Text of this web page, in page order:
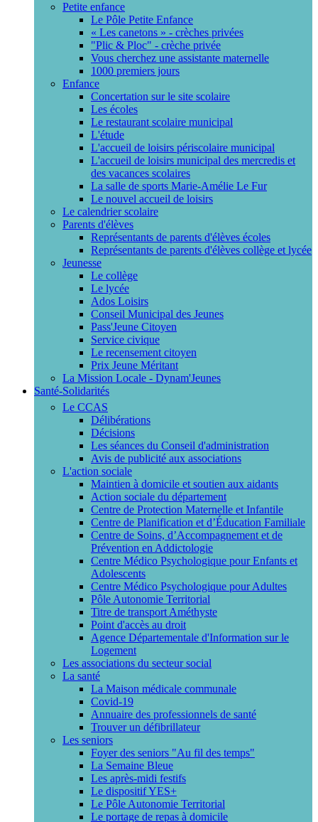
Petite enfance
Le Pôle Petite Enfance
« Les canetons » - crèches privées
"Plic & Ploc" - crèche privée
Vous cherchez une assistante maternelle
1000 premiers jours
Enfance
Concertation sur le site scolaire
Les écoles
Le restaurant scolaire municipal
L'étude
L'accueil de loisirs périscolaire municipal
L'accueil de loisirs municipal des mercredis et
des vacances scolaires
La salle de sports Marie-Amélie Le Fur
Le nouvel accueil de loisirs
Le calendrier scolaire
Parents d'élèves
Représentants de parents d'élèves écoles
Représentants de parents d'élèves collège et lycée
Jeunesse
Le collège
Le lycée
Ados Loisirs
Conseil Municipal des Jeunes
Pass'Jeune Citoyen
Service civique
Le recensement citoyen
Prix Jeune Méritant
La Mission Locale - Dynam'Jeunes
Santé-Solidarités
Le CCAS
Délibérations
Décisions
Les séances du Conseil d'administration
Avis de publicité aux associations
L'action sociale
Maintien à domicile et soutien aux aidants
Action sociale du département
Centre de Protection Maternelle et Infantile
Centre de Planification et d’Éducation Familiale
Centre de Soins, d’Accompagnement et de
Prévention en Addictologie
Centre Médico Psychologique pour Enfants et
Adolescents
Centre Médico Psychologique pour Adultes
Pôle Autonomie Territorial
Titre de transport Améthyste
Point d'accès au droit
Agence Départementale d'Information sur le
Logement
Les associations du secteur social
La santé
La Maison médicale communale
Covid-19
Annuaire des professionnels de santé
Trouver un défibrillateur
Les seniors
Foyer des seniors "Au fil des temps"
La Semaine Bleue
Les après-midi festifs
Le dispositif YES+
Le Pôle Autonomie Territorial
Le portage de repas à domicile